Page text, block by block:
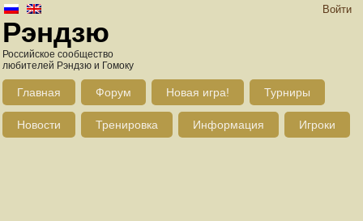
Войти
Рэндзю
Российское сообщество
любителей Рэндзю и Гомоку
Главная Форум Новая игра! Турниры
Новости Тренировка Информация Игроки